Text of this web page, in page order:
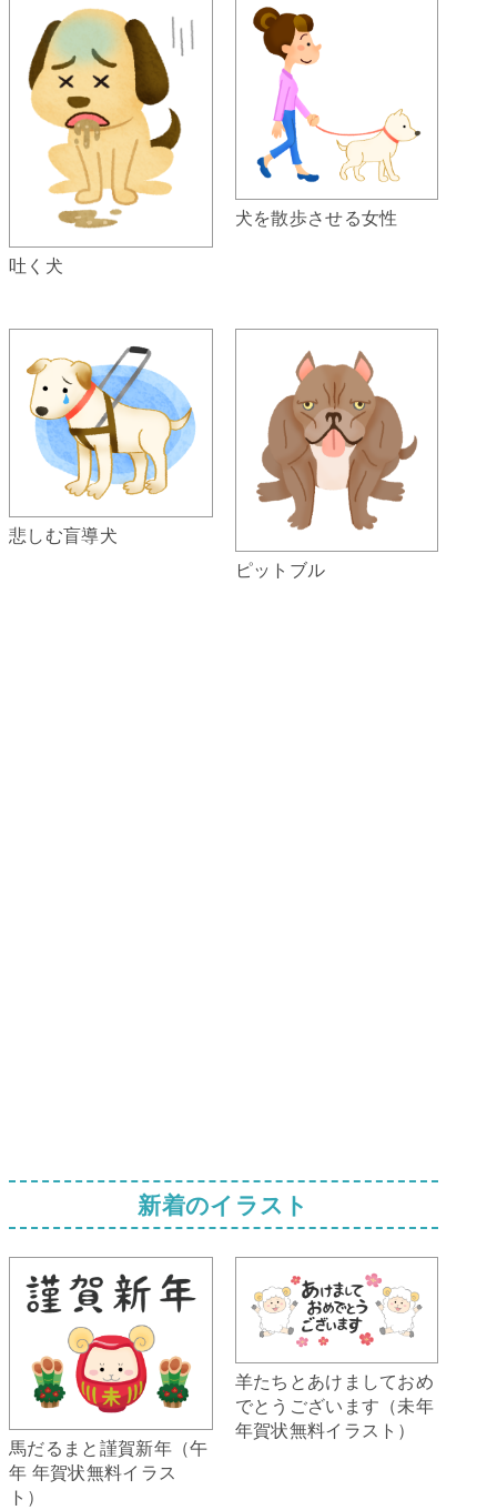
吐く犬
犬を散歩させる女性
悲しむ盲導犬
ピットブル
新着のイラスト
馬だるまと謹賀新年（午
年 年賀状無料イラス
ト）
羊たちとあけましておめ
でとうございます（未年
年賀状無料イラスト）